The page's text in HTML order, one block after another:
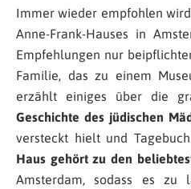
Immer wieder empfohlen
Anne-Frank-Hauses in
Empfehlungen nur
Familie, das zu einem
erzählt einiges über die
Geschichte des jüdischen
versteckt hielt und
Haus gehört zu den
Amsterdam, sodass es zu